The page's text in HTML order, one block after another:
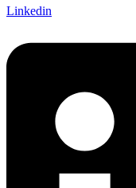
Linkedin